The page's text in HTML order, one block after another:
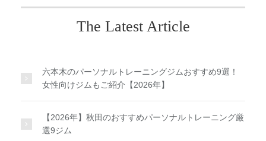
The Latest Article
六本木のパーソナルトレーニングジムおすすめ9選！
女性向けジムもご紹介【2026年】
【2026年】秋田のおすすめパーソナルトレーニング厳
選9ジム